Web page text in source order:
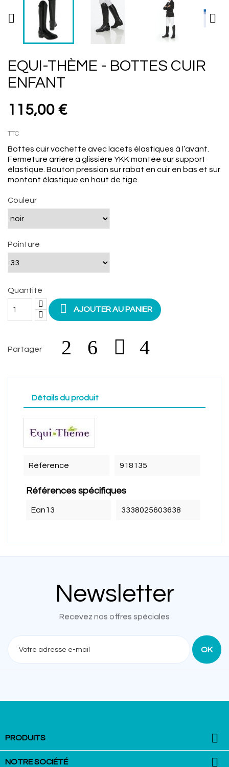
 
EQUI-THÈME - BOTTES CUIR
ENFANT
115,00 €
TTC
Bottes cuir vachette avec lacets élastiques à l’avant.
Fermeture arrière à glissière YKK montée sur support
élastique. Bouton pression sur rabat en cuir en bas et sur
montant élastique en haut de tige.
Couleur
Pointure
Quantité
 AJOUTER AU PANIER
Partager
Détails du produit
Référence 918135
Références spécifiques
Ean13 3338025603638
Newsletter
Recevez nos offres spéciales
PRODUITS 
NOTRE SOCIÉTÉ 